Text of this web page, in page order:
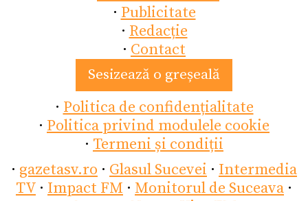
· Publicitate
· Redacție
· Contact
Sesizează o greșeală
· Politica de confidențialitate
· Politica privind modulele cookie
· Termeni și condiții
· gazetasv.ro · Glasul Sucevei · Intermedia
TV · Impact FM · Monitorul de Suceava ·